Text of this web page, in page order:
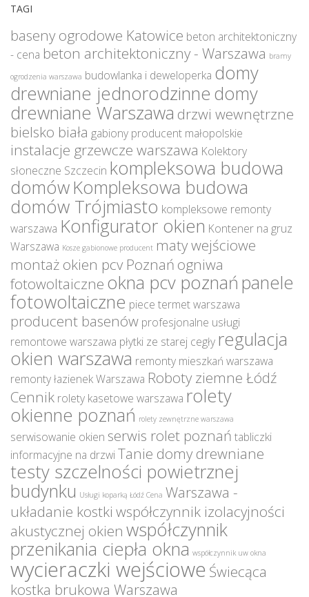
TAGI
baseny ogrodowe Katowice beton architektoniczny
- cena beton architektoniczny - Warszawa bramy
ogrodzenia warszawa budowlanka i deweloperka domy
drewniane jednorodzinne domy
drewniane Warszawa drzwi wewnętrzne
bielsko biała gabiony producent małopolskie
instalacje grzewcze warszawa Kolektory
słoneczne Szczecin kompleksowa budowa
domówKompleksowa budowa
domów Trójmiasto kompleksowe remonty
warszawa Konfigurator okien Kontener na gruz
Warszawa Kosze gabionowe producent maty wejściowe
montaż okien pcv Poznań ogniwa
fotowoltaiczne okna pcv poznań panele
fotowoltaiczne piece termet warszawa
producent basenów profesjonalne usługi
remontowe warszawa płytki ze starej cegły regulacja
okien warszawa remonty mieszkań warszawa
remonty łazienek Warszawa Roboty ziemne Łódź
Cennik rolety kasetowe warszawa rolety
okienne poznań rolety zewnętrzne warszawa
serwisowanie okien serwis rolet poznań tabliczki
informacyjne na drzwiTanie domy drewniane
testy szczelności powietrznej
budynku Usługi koparką Łódź Cena Warszawa -
układanie kostki współczynnik izolacyjności
akustycznej okien współczynnik
przenikania ciepła okna współczynnik uw okna
wycieraczki wejściowe Świecąca
kostka brukowa Warszawa